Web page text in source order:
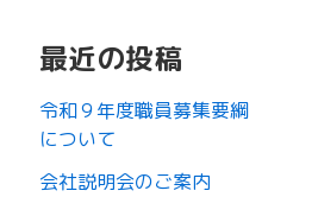
最近の投稿
令和９年度職員募集要綱
について
会社説明会のご案内